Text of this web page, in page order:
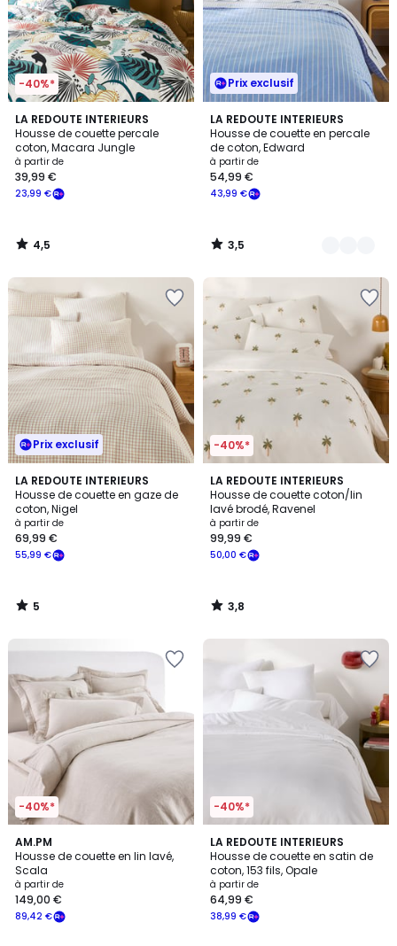
-40%*
LA REDOUTE INTERIEURS
Housse de couette percale
coton, Macara Jungle
à partir de
23,99 €
39,99 €
4,5
/ 5
4,5
/
Prix exclusif
LA REDOUTE INTERIEURS
Housse de couette en percale
de coton, Edward
à partir de
43,99 €
54,99 €
3,5
/ 5
2
Couleurs
3,5
/
Prix exclusif
LA REDOUTE INTERIEURS
Housse de couette en gaze de
coton, Nigel
à partir de
55,99 €
69,99 €
5
/
5
5
/
-40%*
LA REDOUTE INTERIEURS
Housse de couette coton/lin
lavé brodé, Ravenel
à partir de
50,00 €
99,99 €
3,8
/ 5
3,8
/
-40%*
AM.PM
Housse de couette en lin lavé,
Scala
à partir de
89,42 €
149,00 €
4,3
/ 5
2
Couleurs
-40%*
LA REDOUTE INTERIEURS
Housse de couette en satin de
coton, 153 fils, Opale
à partir de
38,99 €
64,99 €
4,4
/ 5
8
Couleurs